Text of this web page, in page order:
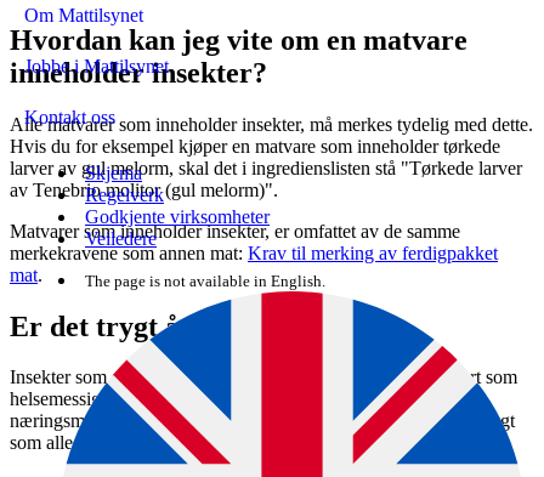
Om Mattilsynet
Jobbe i Mattilsynet
Kontakt oss
Skjema
Regelverk
Godkjente virksomheter
Veiledere
The page is not available in English.
Hvordan kan jeg vite om en matvare
inneholder insekter?
Alle matvarer som inneholder insekter, må merkes tydelig med dette.
Hvis du for eksempel kjøper en matvare som inneholder tørkede
larver av gul melorm, skal det i ingredienslisten stå "Tørkede larver
av Tenebrio molitor (gul melorm)".
Matvarer som inneholder insekter, er omfattet av de samme
merkekravene som annen mat: Krav til merking av ferdigpakket
mat.
Er det trygt å spise insekter?
Insekter som skal brukes til mat, må være godkjent og vurdert som
helsemessig trygge av den europeiske myndigheten for
næringsmiddeltrygghet (EFSA). Insekter i mat skal være like trygt
som alle andre matvarer.